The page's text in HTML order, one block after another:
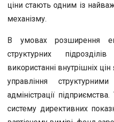
ціни стають одним із
механізму.
В умовах розширення
структурних
використанні внутрішніх
управління
адміністрації
систему директивних